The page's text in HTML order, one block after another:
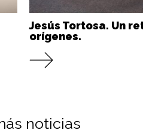
Jesús Tortosa. Un
orígenes.
noticias